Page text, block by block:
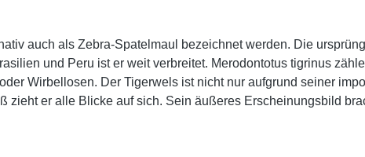
auch als Zebra-Spatelmaul bezeichnet werden. Die
und Peru ist er weit verbreitet. Merodontotus tigrinus
Wirbellosen. Der Tigerwels ist nicht nur aufgrund seiner
er alle Blicke auf sich. Sein äußeres Erscheinungsbild